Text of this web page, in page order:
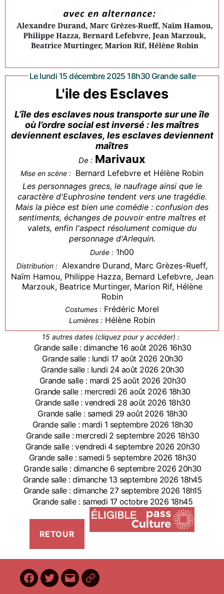
Le lundi 15 décembre 2025 18h30 Grande salle
L'ile des Esclaves
L’île des esclaves nous transporte sur une île
où l’ordre social est inversé : les maîtres
deviennent esclaves, les esclaves deviennent
maîtres
De : Marivaux
Mise en scène : Bernard Lefebvre et Hélène Robin
Les personnages grecs, le naufrage ainsi que le
caractère d'Euphrosine tendent vers une tragédie.
Mais la pièce est bien une comédie : confusion des
sentiments, échanges de pouvoir entre maîtres et
valets, enfin l'aspect résolument comique du
personnage d'Arlequin.
Durée : 1h00
Distribution : Alexandre Durand, Marc Grèzes-Rueff,
Naïm Hamou, Philippe Hazza, Bernard Lefebvre, Jean
Marzouk, Beatrice Murtinger, Marion Rif, Hélène
Robin
Costumes : Frédéric Morel
Lumières : Hélène Robin
15 autres dates (cliquez pour y accéder) :
Grande salle : dimanche 16 août 2026 16h30
Grande salle : lundi 17 août 2026 20h30
Grande salle : lundi 24 août 2026 20h30
Grande salle : mardi 25 août 2026 20h30
Grande salle : mercredi 26 août 2026 18h30
Grande salle : vendredi 28 août 2026 18h30
Grande salle : samedi 29 août 2026 18h30
Grande salle : mardi 1 septembre 2026 18h30
Grande salle : mercredi 2 septembre 2026 18h30
Grande salle : vendredi 4 septembre 2026 20h30
Grande salle : samedi 5 septembre 2026 18h30
Grande salle : dimanche 6 septembre 2026 20h30
Grande salle : dimanche 13 septembre 2026 18h45
Grande salle : dimanche 27 septembre 2026 18h15
Grande salle : samedi 17 octobre 2026 18h45
Facebook
Twitter
E-
BilletReduc